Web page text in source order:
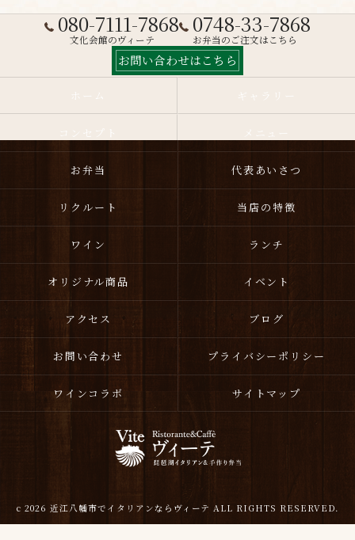
080-7111-7868
文化会館のヴィーテ
0748-33-7868
お弁当のご注文はこちら
お問い合わせはこちら
ホーム ギャラリー
コンセプト メニュー
お弁当 代表あいさつ
リクルート 当店の特徴
ワイン ランチ
オリジナル商品 イベント
アクセス ブログ
お問い合わせ プライバシーポリシー
ワインコラボ サイトマップ
c 2026 近江八幡市でイタリアンならヴィーテ ALL RIGHTS RESERVED.